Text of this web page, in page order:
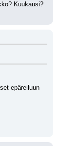
Kuukausi?
epäreiluun